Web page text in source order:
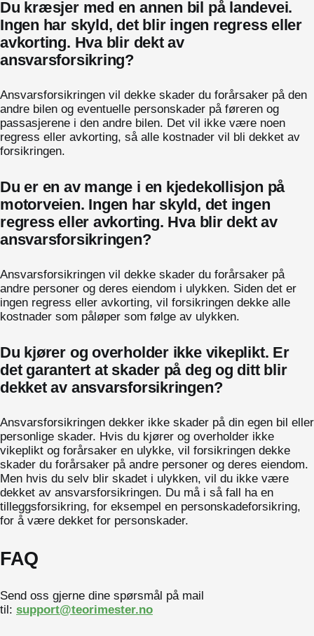
Du kræsjer med en annen bil på landevei.
Ingen har skyld, det blir ingen regress eller
avkorting. Hva blir dekt av
ansvarsforsikring?
Ansvarsforsikringen vil dekke skader du forårsaker på den
andre bilen og eventuelle personskader på føreren og
passasjerene i den andre bilen. Det vil ikke være noen
regress eller avkorting, så alle kostnader vil bli dekket av
forsikringen.
Du er en av mange i en kjedekollisjon på
motorveien. Ingen har skyld, det ingen
regress eller avkorting. Hva blir dekt av
ansvarsforsikringen?
Ansvarsforsikringen vil dekke skader du forårsaker på
andre personer og deres eiendom i ulykken. Siden det er
ingen regress eller avkorting, vil forsikringen dekke alle
kostnader som påløper som følge av ulykken.
Du kjører og overholder ikke vikeplikt. Er
det garantert at skader på deg og ditt blir
dekket av ansvarsforsikringen?
Ansvarsforsikringen dekker ikke skader på din egen bil eller
personlige skader. Hvis du kjører og overholder ikke
vikeplikt og forårsaker en ulykke, vil forsikringen dekke
skader du forårsaker på andre personer og deres eiendom.
Men hvis du selv blir skadet i ulykken, vil du ikke være
dekket av ansvarsforsikringen. Du må i så fall ha en
tilleggsforsikring, for eksempel en personskadeforsikring,
for å være dekket for personskader.
FAQ
Send oss gjerne dine spørsmål på mail
til: support@teorimester.no